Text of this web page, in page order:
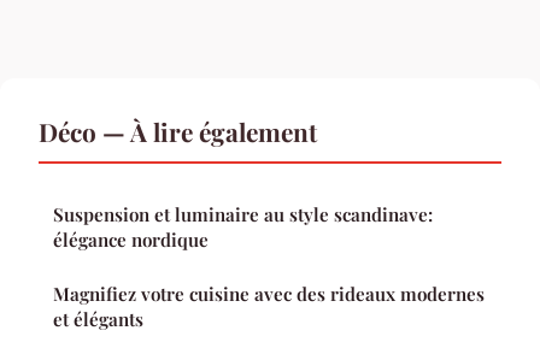
Déco — À lire également
Suspension et luminaire au style scandinave:
élégance nordique
Magnifiez votre cuisine avec des rideaux modernes
et élégants